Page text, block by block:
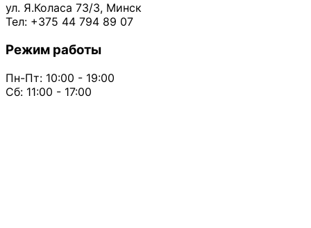
ул. Я.Коласа 73/3, Минск
Тел: +375 44 794 89 07
Режим работы
Пн-Пт: 10:00 - 19:00
Сб: 11:00 - 17:00